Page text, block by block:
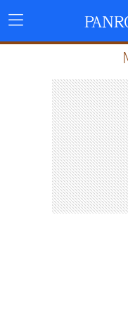
Menu
Principal